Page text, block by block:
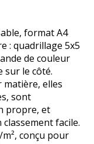
format A4
: quadrillage 5x5
de couleur
sur le côté.
elles
sont
propre, et
facile.
conçu pour